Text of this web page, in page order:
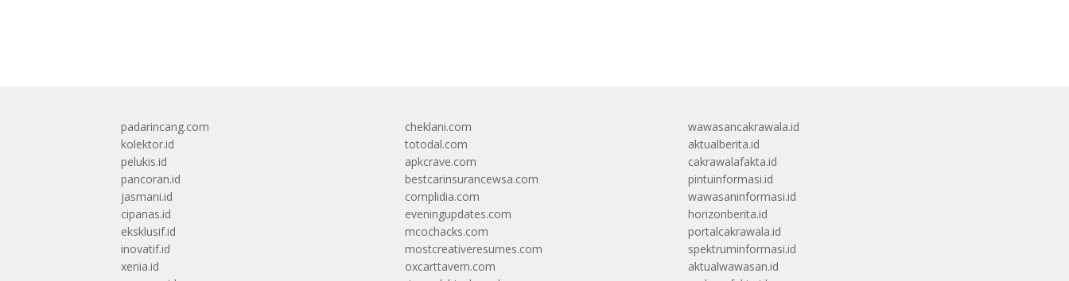
padarincang.com
kolektor.id
pelukis.id
pancoran.id
jasmani.id
cipanas.id
eksklusif.id
inovatif.id
xenia.id
cheklani.com
totodal.com
apkcrave.com
bestcarinsurancewsa.com
complidia.com
eveningupdates.com
mcochacks.com
mostcreativeresumes.com
oxcarttavern.com
wawasancakrawala.id
aktualberita.id
cakrawalafakta.id
pintuinformasi.id
wawasaninformasi.id
horizonberita.id
portalcakrawala.id
spektruminformasi.id
aktualwawasan.id